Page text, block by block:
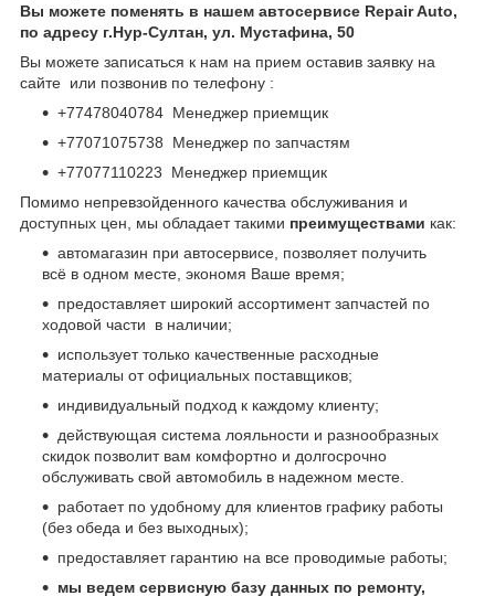
Вы можете поменять в нашем автосервисе Repair Auto,
по адресу г.Нур-Султан, ул. Мустафина, 50
Вы можете записаться к нам на прием оставив заявку на
сайте или позвонив по телефону :
+77478040784 Менеджер приемщик
+77071075738 Менеджер по запчастям
+77077110223 Менеджер приемщик
Помимо непревзойденного качества обслуживания и
доступных цен, мы обладает такими преимуществами как:
автомагазин при автосервисе, позволяет получить
всё в одном месте, экономя Ваше время;
предоставляет широкий ассортимент запчастей по
ходовой части в наличии;
использует только качественные расходные
материалы от официальных поставщиков;
индивидуальный подход к каждому клиенту;
действующая система лояльности и разнообразных
скидок позволит вам комфортно и долгосрочно
обслуживать свой автомобиль в надежном месте.
работает по удобному для клиентов графику работы
(без обеда и без выходных);
предоставляет гарантию на все проводимые работы;
мы ведем сервисную базу данных по ремонту,